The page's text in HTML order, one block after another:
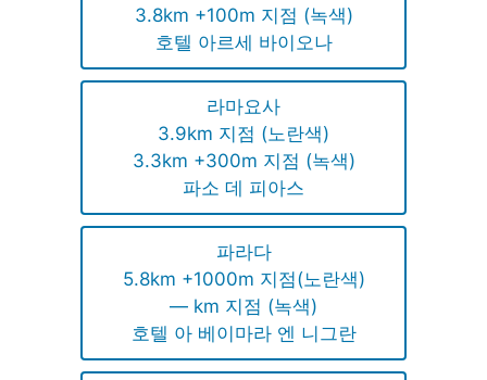
3.8km +100m 지점 (녹색)
호텔 아르세 바이오나
라마요사
3.9km 지점 (노란색)
3.3km +300m 지점 (녹색)
파소 데 피아스
파라다
5.8km +1000m 지점(노란색)
— km 지점 (녹색)
호텔 아 베이마라 엔 니그란